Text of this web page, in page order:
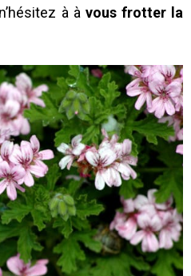
à à vous frotter la